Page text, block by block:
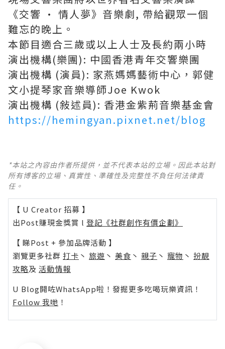
《交響 · 情人夢》音樂劇, 帶給觀眾一個
難忘的晚上。
本節目適合三歲或以上人士及長約兩小時
演出機構(樂團): 中國香港青年交響樂團
演出機構 (演員): 家燕媽媽藝術中心，郭健
文小提琴家音樂導師Joe Kwok
演出機構 (敍述員): 香港金紫荊音樂基金會
https://hemingyan.pixnet.net/blog
*本站之內容由作者所提供，並不代表本站的立場。因此本站對
所有博客的立場、真實性、準確性及完整性不負任何法律責
任。
【 U Creator 招募 】
出Post賺現金獎賞 l 登記《社群創作有價企劃》
【 睇Post + 參加品牌活動 】
瀏覽更多社群 打卡 丶 旅遊 丶 美食 丶 親子 丶 寵物 丶 扮靚
攻略及 活動情報
U Blog開咗WhatsApp啦！發掘更多吃喝玩樂資訊！
Follow 我哋 ！